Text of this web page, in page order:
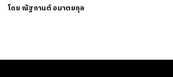
โดย ณัฐกานต์ อมาตยกุล